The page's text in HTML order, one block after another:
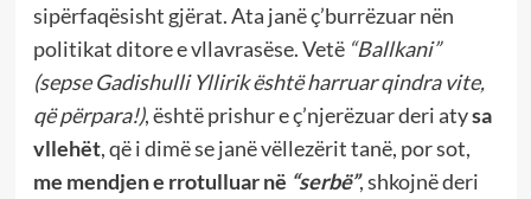
sipërfaqësisht gjërat. Ata janë ç’burrëzuar nën
politikat ditore e vllavrasëse. Vetë “Ballkani”
(sepse Gadishulli Yllirik është harruar qindra vite,
që përpara!), është prishur e ç’njerëzuar deri atysa
vllehët, që i dimë se janë vëllezërit tanë, por sot,
me mendjen e rrotulluar në “serbë”, shkojnë deri